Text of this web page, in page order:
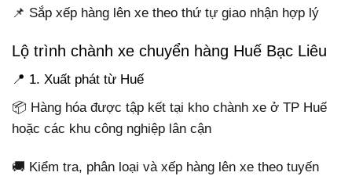
📌 Sắp xếp hàng lên xe theo thứ tự giao nhận hợp lý
Lộ trình chành xe chuyển hàng Huế Bạc Liêu
📍 1. Xuất phát từ Huế
📦 Hàng hóa được tập kết tại kho chành xe ở TP Huế
hoặc các khu công nghiệp lân cận
🚚 Kiểm tra, phân loại và xếp hàng lên xe theo tuyến